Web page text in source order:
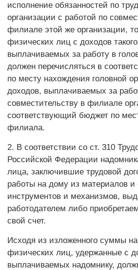
исполнение обязанностей по
организации с работой по
филиале этой же организации,
физических лиц с доходов
выплачиваемых за работу в
должен перечисляться в
по месту нахождения головной
доходов, выплачиваемых за
совместительству в филиале
соответствующий бюджет по
филиала.
2. В соответствии со ст. 310
Российской Федерации
лица, заключившие трудовой
работы на дому из материалов и
инструментов и механизмов,
работодателем либо
свой счет.
Исходя из изложенного суммы
физических лиц, удержанные с
выплачиваемых надомнику,